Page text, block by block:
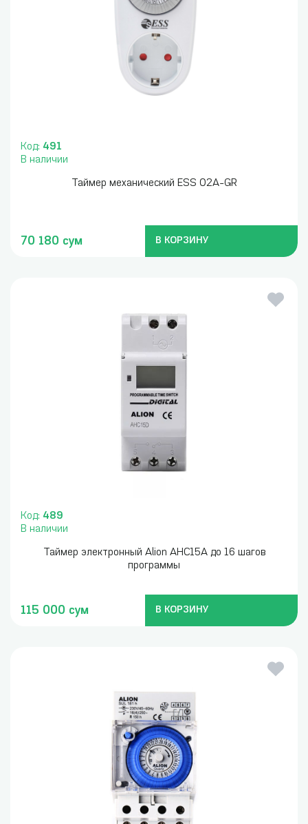
Код: 491
В наличии
Таймер механический ESS 02A-GR
70 180 сум В КОРЗИНУ
Код: 489
В наличии
Таймер электронный Alion AHC15A до 16 шагов
программы
115 000 сум В КОРЗИНУ